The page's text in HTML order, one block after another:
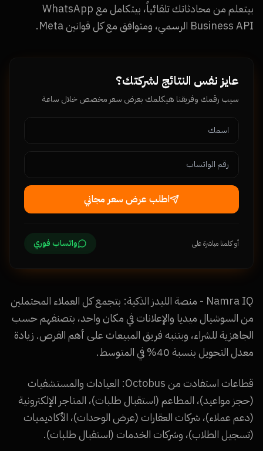
بيتعلم من محادثاتك تلقائياً، بيتكامل مع WhatsApp
Business API الرسمي، ومتوافق مع كل قوانين Meta.
عايز نفس النتائج لشركتك؟
سيب رقمك وفريقنا هيكلمك بعرض سعر مخصص خلال ساعة
اطلب عرض سعر مجاني
أو كلمنا مباشرة على واتساب فوري
Namra IQ - منصة الليدز الذكية: بتجمع كل العملاء المحتملين
من السوشيال ميديا والإعلانات في مكان واحد، بتصنفهم حسب
الجاهزية للشراء، وبتنبه فريق المبيعات على أهم الفرص. زيادة
معدل التحويل بنسبة 40% في المتوسط.
قطاعات استفادت من Octobus: العيادات والمستشفيات
(حجز مواعيد)، المطاعم (استقبال طلبات)، المتاجر الإلكترونية
(دعم عملاء)، شركات العقارات (عرض الوحدات)، الأكاديميات
(تسجيل الطلاب)، وشركات الخدمات (استقبال طلبات).